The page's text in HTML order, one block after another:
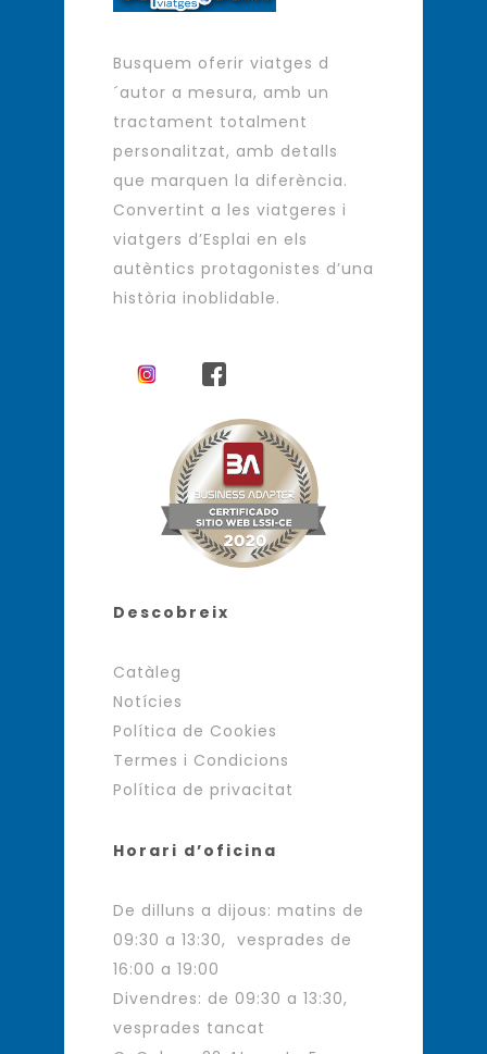
Busquem oferir viatges d
´autor a mesura, amb un
tractament totalment
personalitzat, amb detalls
que marquen la diferència.
Convertint a les viatgeres i
viatgers d’Esplai en els
autèntics protagonistes d’una
història inoblidable.
Descobreix
Catàleg
Notícies
Política de Cookies
Termes i Condicions
Política de privacitat
Horari d’oficina
De dilluns a dijous: matins de
09:30 a 13:30, vesprades de
16:00 a 19:00
Divendres: de 09:30 a 13:30,
vesprades tancat